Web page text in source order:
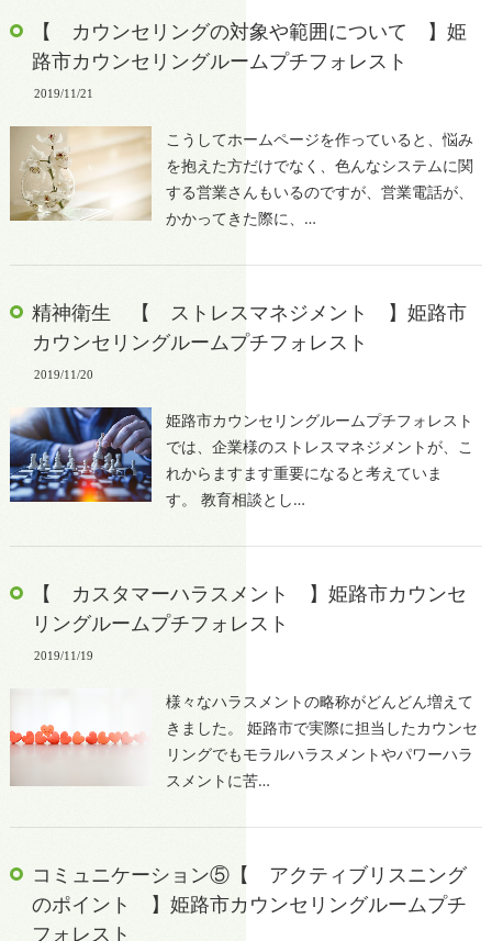
【 カウンセリングの対象や範囲について 】姫
路市カウンセリングルームプチフォレスト
2019/11/21
こうしてホームページを作っていると、悩み
を抱えた方だけでなく、色んなシステムに関
する営業さんもいるのですが、営業電話が、
かかってきた際に、…
精神衛生 【 ストレスマネジメント 】姫路市
カウンセリングルームプチフォレスト
2019/11/20
姫路市カウンセリングルームプチフォレスト
では、企業様のストレスマネジメントが、こ
れからますます重要になると考えていま
す。 教育相談とし…
【 カスタマーハラスメント 】姫路市カウンセ
リングルームプチフォレスト
2019/11/19
様々なハラスメントの略称がどんどん増えて
きました。 姫路市で実際に担当したカウンセ
リングでもモラルハラスメントやパワーハラ
スメントに苦…
コミュニケーション⑤【 アクティブリスニング
のポイント 】姫路市カウンセリングルームプチ
フォレスト